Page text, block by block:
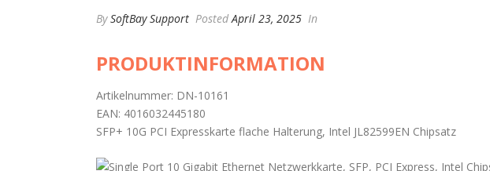
BySoftBay Support PostedApril 23, 2025 In
PRODUKTINFORMATION
Artikelnummer: DN-10161
EAN: 4016032445180
SFP+ 10G PCI Expresskarte flache Halterung, Intel JL82599EN Chipsatz